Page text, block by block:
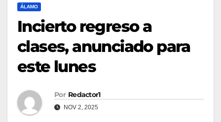
ÁLAMO
Incierto regreso a
clases, anunciado para
este lunes
Por Redactor1
NOV 2, 2025